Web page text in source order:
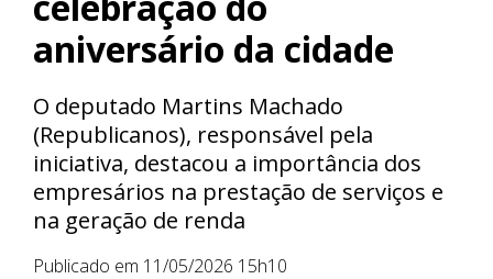
aniversário da cidade
O deputado Martins Machado
(Republicanos), responsável pela
iniciativa, destacou a importância dos
empresários na prestação de serviços e
na geração de renda
Publicado em 11/05/2026 15h10